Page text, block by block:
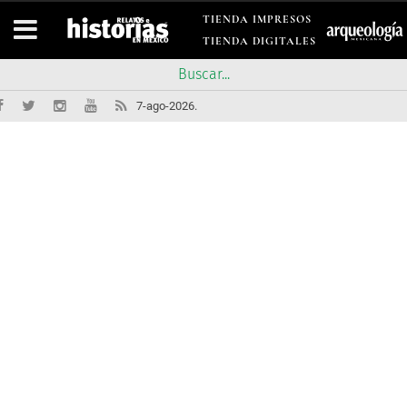
TIENDA IMPRESOS
TIENDA DIGITALES
7-ago-2026.